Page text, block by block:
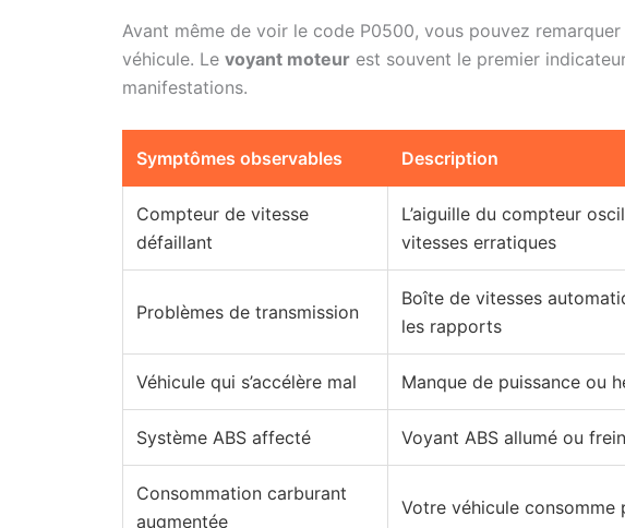
Avant même de voir le code P0500, vous pouvez remarquer
véhicule. Le voyant moteur est souvent le premier
manifestations.
Symptômes observables Description
Compteur de vitesse
défaillant
L’aiguille du compteur
vitesses erratiques
Problèmes de transmission
Boîte de vitesses
les rapports
Véhicule qui s’accélère mal Manque de puissance ou
Système ABS affecté Voyant ABS allumé ou
Consommation carburant
augmentée
Votre véhicule consomme